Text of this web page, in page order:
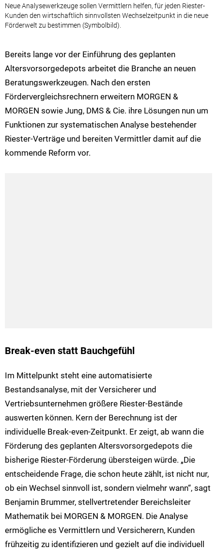
Neue Analysewerkzeuge sollen Vermittlern helfen, für jeden Riester-
Kunden den wirtschaftlich sinnvollsten Wechselzeitpunkt in die neue
Förderwelt zu bestimmen (Symbolbild).
Bereits lange vor der Einführung des geplanten
Altersvorsorgedepots arbeitet die Branche an neuen
Beratungswerkzeugen. Nach den ersten
Fördervergleichsrechnern erweitern MORGEN &
MORGEN sowie Jung, DMS & Cie. ihre Lösungen nun um
Funktionen zur systematischen Analyse bestehender
Riester-Verträge und bereiten Vermittler damit auf die
kommende Reform vor.
Break-even statt Bauchgefühl
Im Mittelpunkt steht eine automatisierte
Bestandsanalyse, mit der Versicherer und
Vertriebsunternehmen größere Riester-Bestände
auswerten können. Kern der Berechnung ist der
individuelle Break-even-Zeitpunkt. Er zeigt, ab wann die
Förderung des geplanten Altersvorsorgedepots die
bisherige Riester-Förderung übersteigen würde. „Die
entscheidende Frage, die schon heute zählt, ist nicht nur,
ob ein Wechsel sinnvoll ist, sondern vielmehr wann“, sagt
Benjamin Brummer, stellvertretender Bereichsleiter
Mathematik bei MORGEN & MORGEN. Die Analyse
ermögliche es Vermittlern und Versicherern, Kunden
frühzeitig zu identifizieren und gezielt auf die individuell